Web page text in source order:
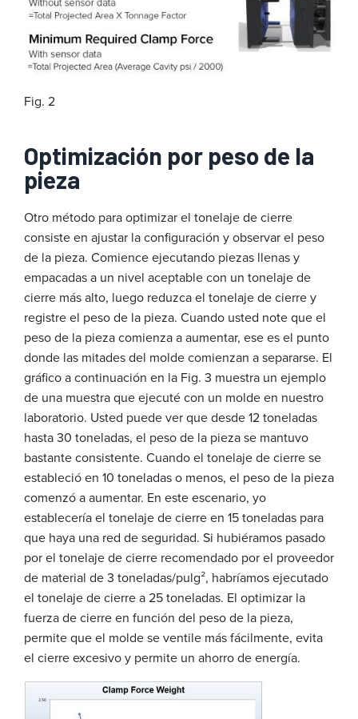
Fig. 2
Optimización por peso de la
pieza
Otro método para optimizar el tonelaje de cierre
consiste en ajustar la configuración y observar el peso
de la pieza. Comience ejecutando piezas llenas y
empacadas a un nivel aceptable con un tonelaje de
cierre más alto, luego reduzca el tonelaje de cierre y
registre el peso de la pieza. Cuando usted note que el
peso de la pieza comienza a aumentar, ese es el punto
donde las mitades del molde comienzan a separarse. El
gráfico a continuación en la Fig. 3 muestra un ejemplo
de una muestra que ejecuté con un molde en nuestro
laboratorio. Usted puede ver que desde 12 toneladas
hasta 30 toneladas, el peso de la pieza se mantuvo
bastante consistente. Cuando el tonelaje de cierre se
estableció en 10 toneladas o menos, el peso de la pieza
comenzó a aumentar. En este escenario, yo
establecería el tonelaje de cierre en 15 toneladas para
que haya una red de seguridad. Si hubiéramos pasado
por el tonelaje de cierre recomendado por el proveedor
de material de 3 toneladas/pulg², habríamos ejecutado
el tonelaje de cierre a 25 toneladas. El optimizar la
fuerza de cierre en función del peso de la pieza,
permite que el molde se ventile más fácilmente, evita
el cierre excesivo y permite un ahorro de energía.